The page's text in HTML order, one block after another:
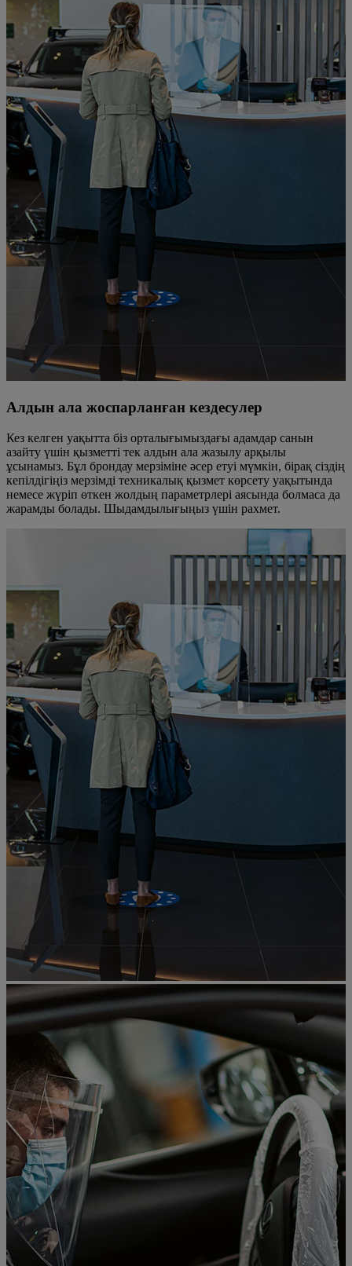
Алдын ала жоспарланған кездесулер
Кез келген уақытта біз орталығымыздағы адамдар санын
азайту үшін қызметті тек алдын ала жазылу арқылы
ұсынамыз. Бұл брондау мерзіміне әсер етуі мүмкін, бірақ сіздің
кепілдігіңіз мерзімді техникалық қызмет көрсету уақытында
немесе жүріп өткен жолдың параметрлері аясында болмаса да
жарамды болады. Шыдамдылығыңыз үшін рахмет.